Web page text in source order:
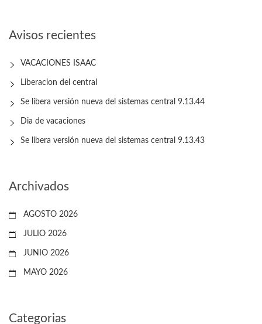
Avisos recientes
VACACIONES ISAAC
Liberacion del central
Se libera versión nueva del sistemas central 9.13.44
Dia de vacaciones
Se libera versión nueva del sistemas central 9.13.43
Archivados
AGOSTO 2026
JULIO 2026
JUNIO 2026
MAYO 2026
Categorias